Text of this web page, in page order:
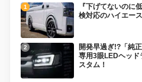
『下げてないのに
検対応のハイエー
開発早過ぎ!?「純
専用3眼LEDヘッド
スタム！